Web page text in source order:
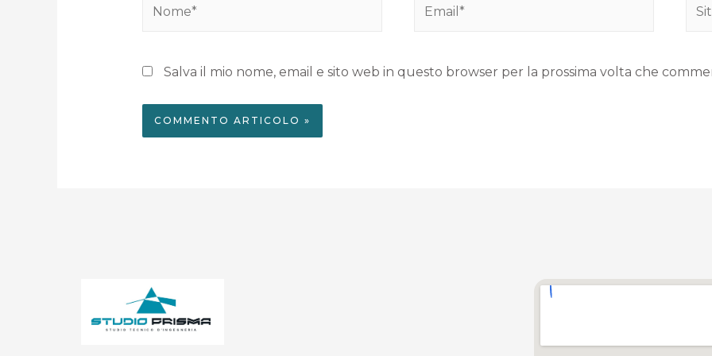
Salva il mio nome, email e sito web in questo browser per la prossima volta che